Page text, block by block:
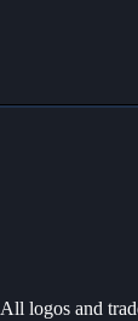
All logos and